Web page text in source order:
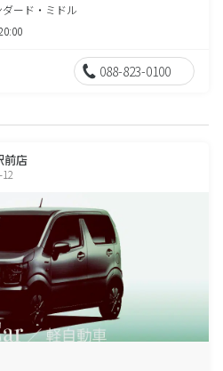
ダード・ミドル
088-823-0100
前店